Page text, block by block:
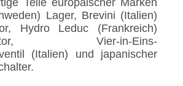
Lager, Brevini (Italien)
Hydro Leduc (Frankreich)
Vier-in-Eins-
(Italien) und japanischer